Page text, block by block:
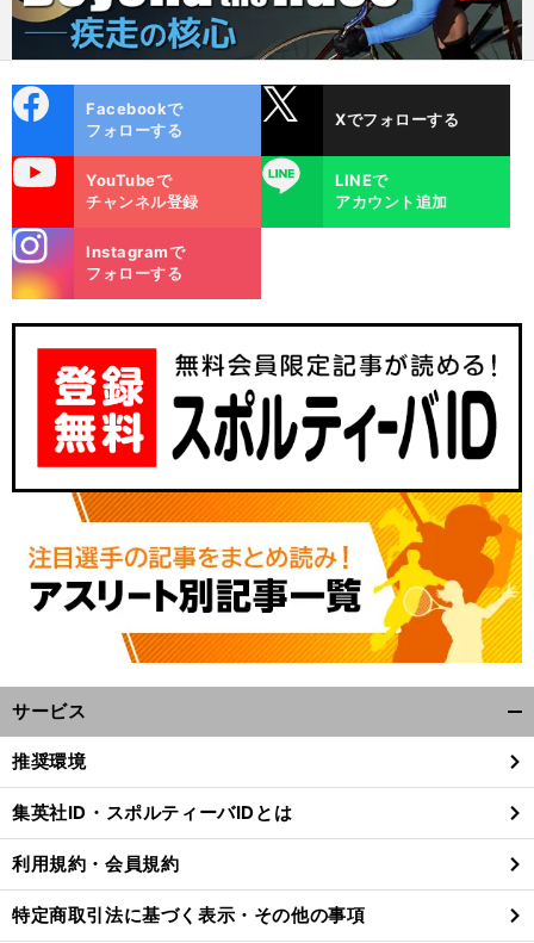
ok
Facebookで
フォローする
Xでフォローする
YouTubeで
チャンネル登録
LINE
LINEで
アカウント追加
m
Instagramで
フォローする
サービス
閉
る
推奨環境
集英社ID・スポルティーバIDとは
利用規約・会員規約
特定商取引法に基づく表示・その他の事項